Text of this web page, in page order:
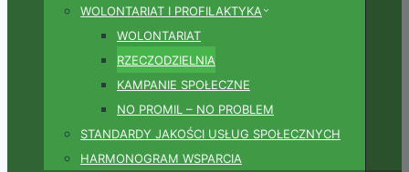
WOLONTARIAT I PROFILAKTYKA
WOLONTARIAT
RZECZODZIELNIA
KAMPANIE SPOŁECZNE
NO PROMIL – NO PROBLEM
STANDARDY JAKOŚCI USŁUG SPOŁECZNYCH
HARMONOGRAM WSPARCIA